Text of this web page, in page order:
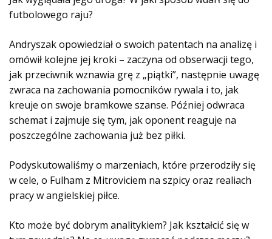
w
ę
k
o
w
y
c
h
futbolowego raju?
Andryszak opowiedział o swoich patentach na analizę i
omówił kolejne jej kroki – zaczyna od obserwacji tego,
jak przeciwnik wznawia grę z „piątki”, następnie uwagę
zwraca na zachowania pomocników rywala i to, jak
kreuje on swoje bramkowe szanse. Później odwraca
schemat i zajmuje się tym, jak oponent reaguje na
poszczególne zachowania już bez piłki.
Podyskutowaliśmy o marzeniach, które przerodziły się
w cele, o Fulham z Mitroviciem na szpicy oraz realiach
pracy w angielskiej piłce.
Kto może być dobrym analitykiem? Jak kształcić się w